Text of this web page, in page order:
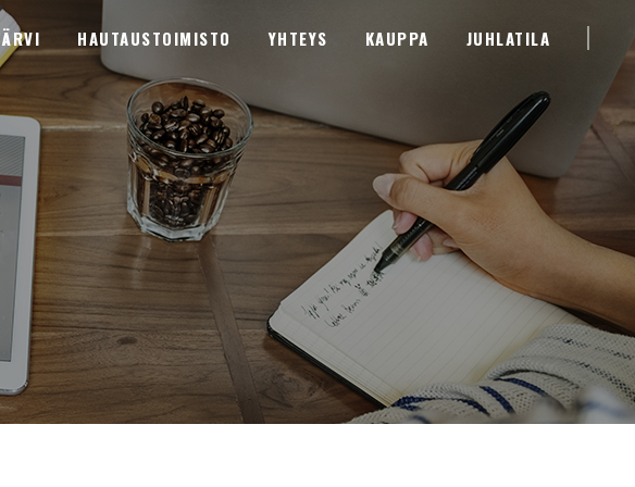
HAUTAUSTOIMISTO YHTEYS KAUPPA JUHLATILA